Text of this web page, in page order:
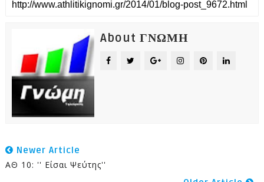
About ΓΝΩΜΗ
Newer Article
ΑΘ 10: '' Είσαι Ψεύτης''